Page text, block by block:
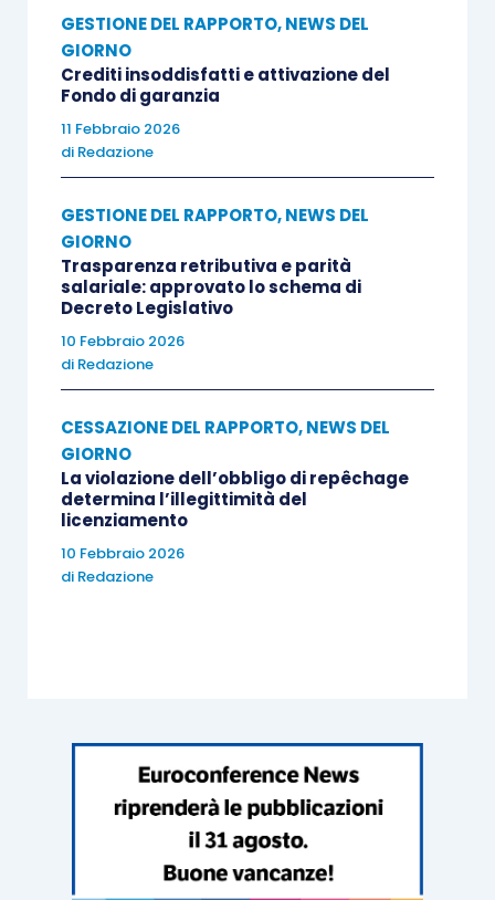
GESTIONE DEL RAPPORTO,NEWS DEL
GIORNO
Crediti insoddisfatti e attivazione del
Fondo di garanzia
11 Febbraio 2026
di Redazione
GESTIONE DEL RAPPORTO,NEWS DEL
GIORNO
Trasparenza retributiva e parità
salariale: approvato lo schema di
Decreto Legislativo
10 Febbraio 2026
di Redazione
CESSAZIONE DEL RAPPORTO,NEWS DEL
GIORNO
La violazione dell’obbligo di repêchage
determina l’illegittimità del
licenziamento
10 Febbraio 2026
di Redazione